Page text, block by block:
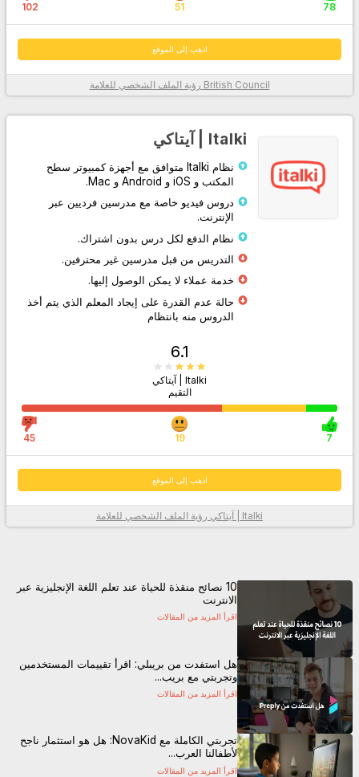
78
51
102
اذهب إلى الموقع
British Council رؤية الملف الشخصي للعلامة
Italki | آيتاكي
نظام Italki متوافق مع أجهزة كمبيوتر سطح
المكتب و iOS و Android و Mac.
دروس فيديو خاصة مع مدرسين فرديين عبر
الإنترنت.
نظام الدفع لكل درس بدون اشتراك.
التدريس من قبل مدرسين غير محترفين.
خدمة عملاء لا يمكن الوصول إليها.
حالة عدم القدرة على إيجاد المعلم الذي يتم أخذ
الدروس منه بانتظام
6.1
Italki | آيتاكي
التقيم
7
19
45
اذهب إلى الموقع
اذهب إلى الموقع
Italki | آيتاكي رؤية الملف الشخصي للعلامة
10 نصائح منقذة للحياة عند تعلم اللغة الإنجليزية عبر
الانترنت
اقرأ المزيد من المقالات
هل استفدت من بريبلي: اقرأ تقييمات المستخدمين
وتجربتي مع بريب...
اقرأ المزيد من المقالات
تجربتي الكاملة مع NovaKid: هل هو استثمار ناجح
لأطفالنا العرب...
اقرأ المزيد من المقالات